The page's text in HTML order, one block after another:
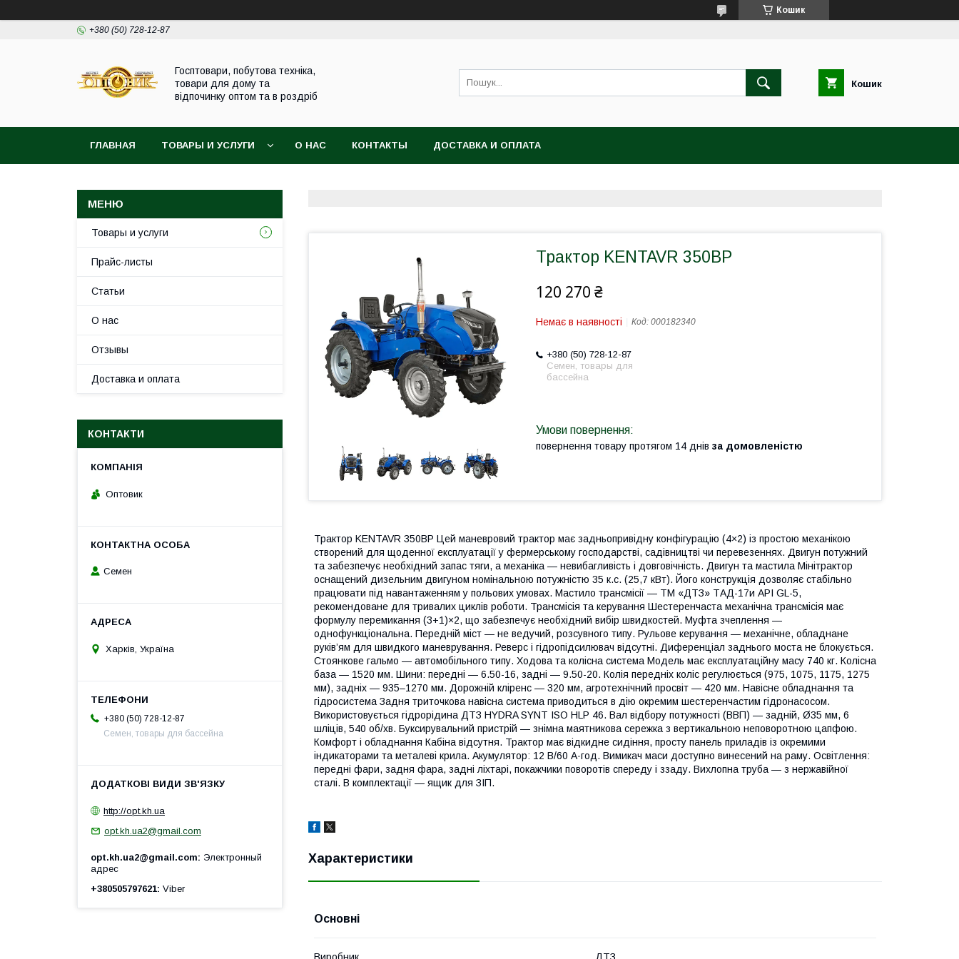
Кошик
+380 (50) 728-12-87
Госптовари, побутова техніка,
товари для дому та
відпочинку оптом та в роздріб
Кошик
ГЛАВНАЯ ТОВАРЫ И УСЛУГИ О НАС КОНТАКТЫ ДОСТАВКА И ОПЛАТА
Трактор KENTAVR 350BP
120 270 ₴
Немає в наявності Код: 000182340
+380 (50) 728-12-87
Семен, товары для
бассейна
повернення товару протягом 14 днів за домовленістю
Трактор KENTAVR 350BP Цей маневровий трактор має задньопривідну конфігурацію (4×2) із простою механікою
створений для щоденної експлуатації у фермерському господарстві, садівництві чи перевезеннях. Двигун потужний
та забезпечує необхідний запас тяги, а механіка — невибагливість і довговічність. Двигун та мастила Мінітрактор
оснащений дизельним двигуном номінальною потужністю 35 к.с. (25,7 кВт). Його конструкція дозволяє стабільно
працювати під навантаженням у польових умовах. Мастило трансмісії — ТМ «ДТЗ» ТАД-17и API GL-5,
рекомендоване для тривалих циклів роботи. Трансмісія та керування Шестеренчаста механічна трансмісія має
формулу перемикання (3+1)×2, що забезпечує необхідний вибір швидкостей. Муфта зчеплення —
однофункціональна. Передній міст — не ведучий, розсувного типу. Рульове керування — механічне, обладнане
руків’ям для швидкого маневрування. Реверс і гідропідсилювач відсутні. Диференціал заднього моста не блокується.
Стоянкове гальмо — автомобільного типу. Ходова та колісна система Модель має експлуатаційну масу 740 кг. Колісна
база — 1520 мм. Шини: передні — 6.50-16, задні — 9.50-20. Колія передніх коліс регулюється (975, 1075, 1175, 1275
мм), задніх — 935–1270 мм. Дорожній кліренс — 320 мм, агротехнічний просвіт — 420 мм. Навісне обладнання та
гідросистема Задня триточкова навісна система приводиться в дію окремим шестеренчастим гідронасосом.
Використовується гідрорідина ДТЗ HYDRA SYNT ISO HLP 46. Вал відбору потужності (ВВП) — задній, Ø35 мм, 6
шліців, 540 об/хв. Буксирувальний пристрій — знімна маятникова сережка з вертикальною неповоротною цапфою.
Комфорт і обладнання Кабіна відсутня. Трактор має відкидне сидіння, просту панель приладів із окремими
індикаторами та металеві крила. Акумулятор: 12 В/60 А·год. Вимикач маси доступно винесений на раму. Освітлення:
передні фари, задня фара, задні ліхтарі, покажчики поворотів спереду і ззаду. Вихлопна труба — з нержавійної
сталі. В комплектації — ящик для ЗІП.
Характеристики
Основні
Товары и услуги
Прайс-листы
Статьи
О нас
Отзывы
Доставка и оплата
КОНТАКТИ
Оптовик
Семен
Харків, Україна
+380 (50) 728-12-87
Семен, товары для бассейна
http://opt.kh.ua
opt.kh.ua2@gmail.com
opt.kh.ua2@gmail.com
Электронный
адрес
+380505797621 Viber